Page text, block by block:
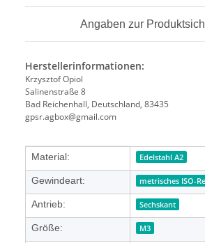
Angaben zur
Herstellerinformationen:
Krzysztof Opiol
Salinenstraße 8
Bad Reichenhall, Deutschland, 83435
gpsr.agbox@gmail.com
Produkteigenschaft
Wert
Material: Edelstahl A2
Gewindeart: metrisches ISO-
Antrieb: Sechskant
Größe: M3